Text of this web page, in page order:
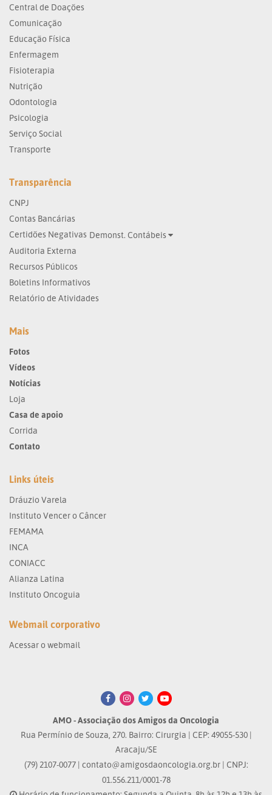
Central de Doações
Comunicação
Educação Física
Enfermagem
Fisioterapia
Nutrição
Odontologia
Psicologia
Serviço Social
Transporte
Transparência
CNPJ
Contas Bancárias
Certidões Negativas Demonst. Contábeis
Auditoria Externa
Recursos Públicos
Boletins Informativos
Relatório de Atividades
Mais
Fotos
Vídeos
Notícias
Loja
Casa de apoio
Corrida
Contato
Links úteis
Dráuzio Varela
Instituto Vencer o Câncer
FEMAMA
INCA
CONIACC
Alianza Latina
Instituto Oncoguia
Webmail corporativo
Acessar o webmail
AMO - Associação dos Amigos da Oncologia
Rua Permínio de Souza, 270. Bairro: Cirurgia | CEP: 49055-530 |
Aracaju/SE
(79) 2107-0077 | contato@amigosdaoncologia.org.br| CNPJ:
01.556.211/0001-78